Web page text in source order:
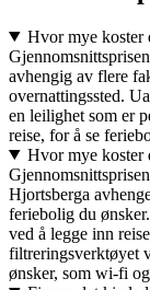
Hvor mye koster
avhengig av flere
overnattingssted.
en leilighet som er
reise, for å se
Hvor mye koster
Hjortsberga
feriebolig du
ved å legge inn
filtreringsverktøyet
ønsker, som wi-fi